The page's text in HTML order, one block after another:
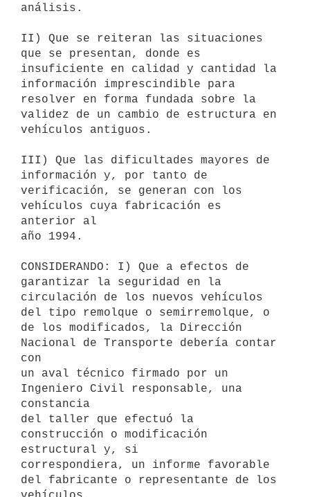
análisis.
II) Que se reiteran las situaciones
que se presentan, donde es
insuficiente en calidad y cantidad la
información imprescindible para
resolver en forma fundada sobre la
validez de un cambio de estructura en
vehículos antiguos.
III) Que las dificultades mayores de
información y, por tanto de
verificación, se generan con los
vehículos cuya fabricación es
anterior al
año 1994.
CONSIDERANDO: I) Que a efectos de
garantizar la seguridad en la
circulación de los nuevos vehículos
del tipo remolque o semirremolque, o
de los modificados, la Dirección
Nacional de Transporte debería contar
con
un aval técnico firmado por un
Ingeniero Civil responsable, una
constancia
del taller que efectuó la
construcción o modificación
estructural y, si
correspondiera, un informe favorable
del fabricante o representante de los